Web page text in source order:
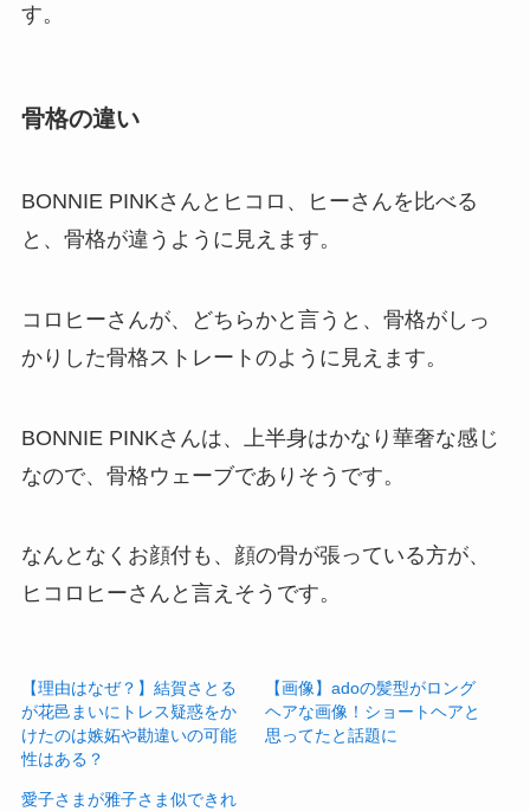
す。
骨格の違い
BONNIE PINKさんとヒコロ、ヒーさんを比べる
と、骨格が違うように見えます。
コロヒーさんが、どちらかと言うと、骨格がしっ
かりした骨格ストレートのように見えます。
BONNIE PINKさんは、上半身はかなり華奢な感じ
なので、骨格ウェーブでありそうです。
なんとなくお顔付も、顔の骨が張っている方が、
ヒコロヒーさんと言えそうです。
【理由はなぜ？】結賀さとる
が花邑まいにトレス疑惑をか
けたのは嫉妬や勘違いの可能
性はある？
【画像】adoの髪型がロング
ヘアな画像！ショートヘアと
思ってたと話題に
愛子さまが雅子さま似できれ